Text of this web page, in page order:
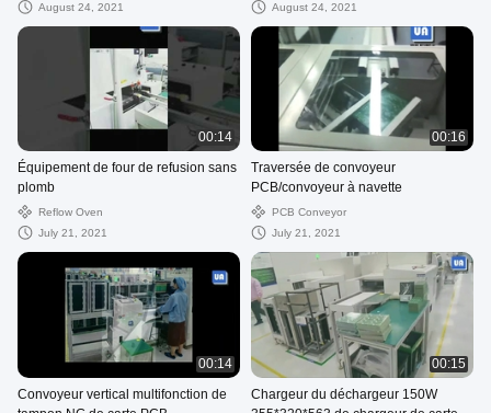
August 24, 2021
August 24, 2021
00:14
Équipement de four de refusion sans
plomb
Reflow Oven
July 21, 2021
00:16
Traversée de convoyeur
PCB/convoyeur à navette
PCB Conveyor
July 21, 2021
00:14
Convoyeur vertical multifonction de
00:15
Chargeur du déchargeur 150W